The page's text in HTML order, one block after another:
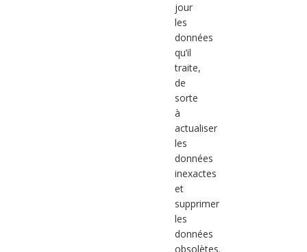
jour
les
données
qu’il
traite,
de
sorte
à
actualiser
les
données
inexactes
et
supprimer
les
données
obsolètes.